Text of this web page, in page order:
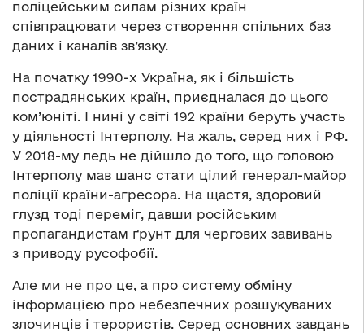
поліцейським силам різних країн
співпрацювати через створення спільних баз
даних і каналів зв’язку.
На початку 1990-х Україна, як і більшість
пострадянських країн, приєдналася до цього
ком’юніті. І нині у світі 192 країни беруть участь
у діяльності Інтерполу. На жаль, серед них і РФ.
У 2018-му ледь не дійшло до того, що головою
Інтерполу мав шанс стати цілий генерал-майор
поліції країни-агресора. На щастя, здоровий
глузд тоді переміг, давши російським
пропагандистам ґрунт для чергових завивань
з приводу русофобії.
Але ми не про це, а про систему обміну
інформацією про небезпечних розшукуваних
злочинців і терористів. Серед основних завдань